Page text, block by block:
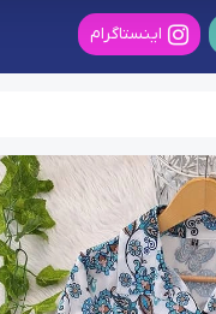
اینستاگرام